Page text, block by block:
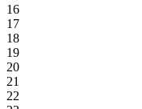
16
17
18
19
20
21
22